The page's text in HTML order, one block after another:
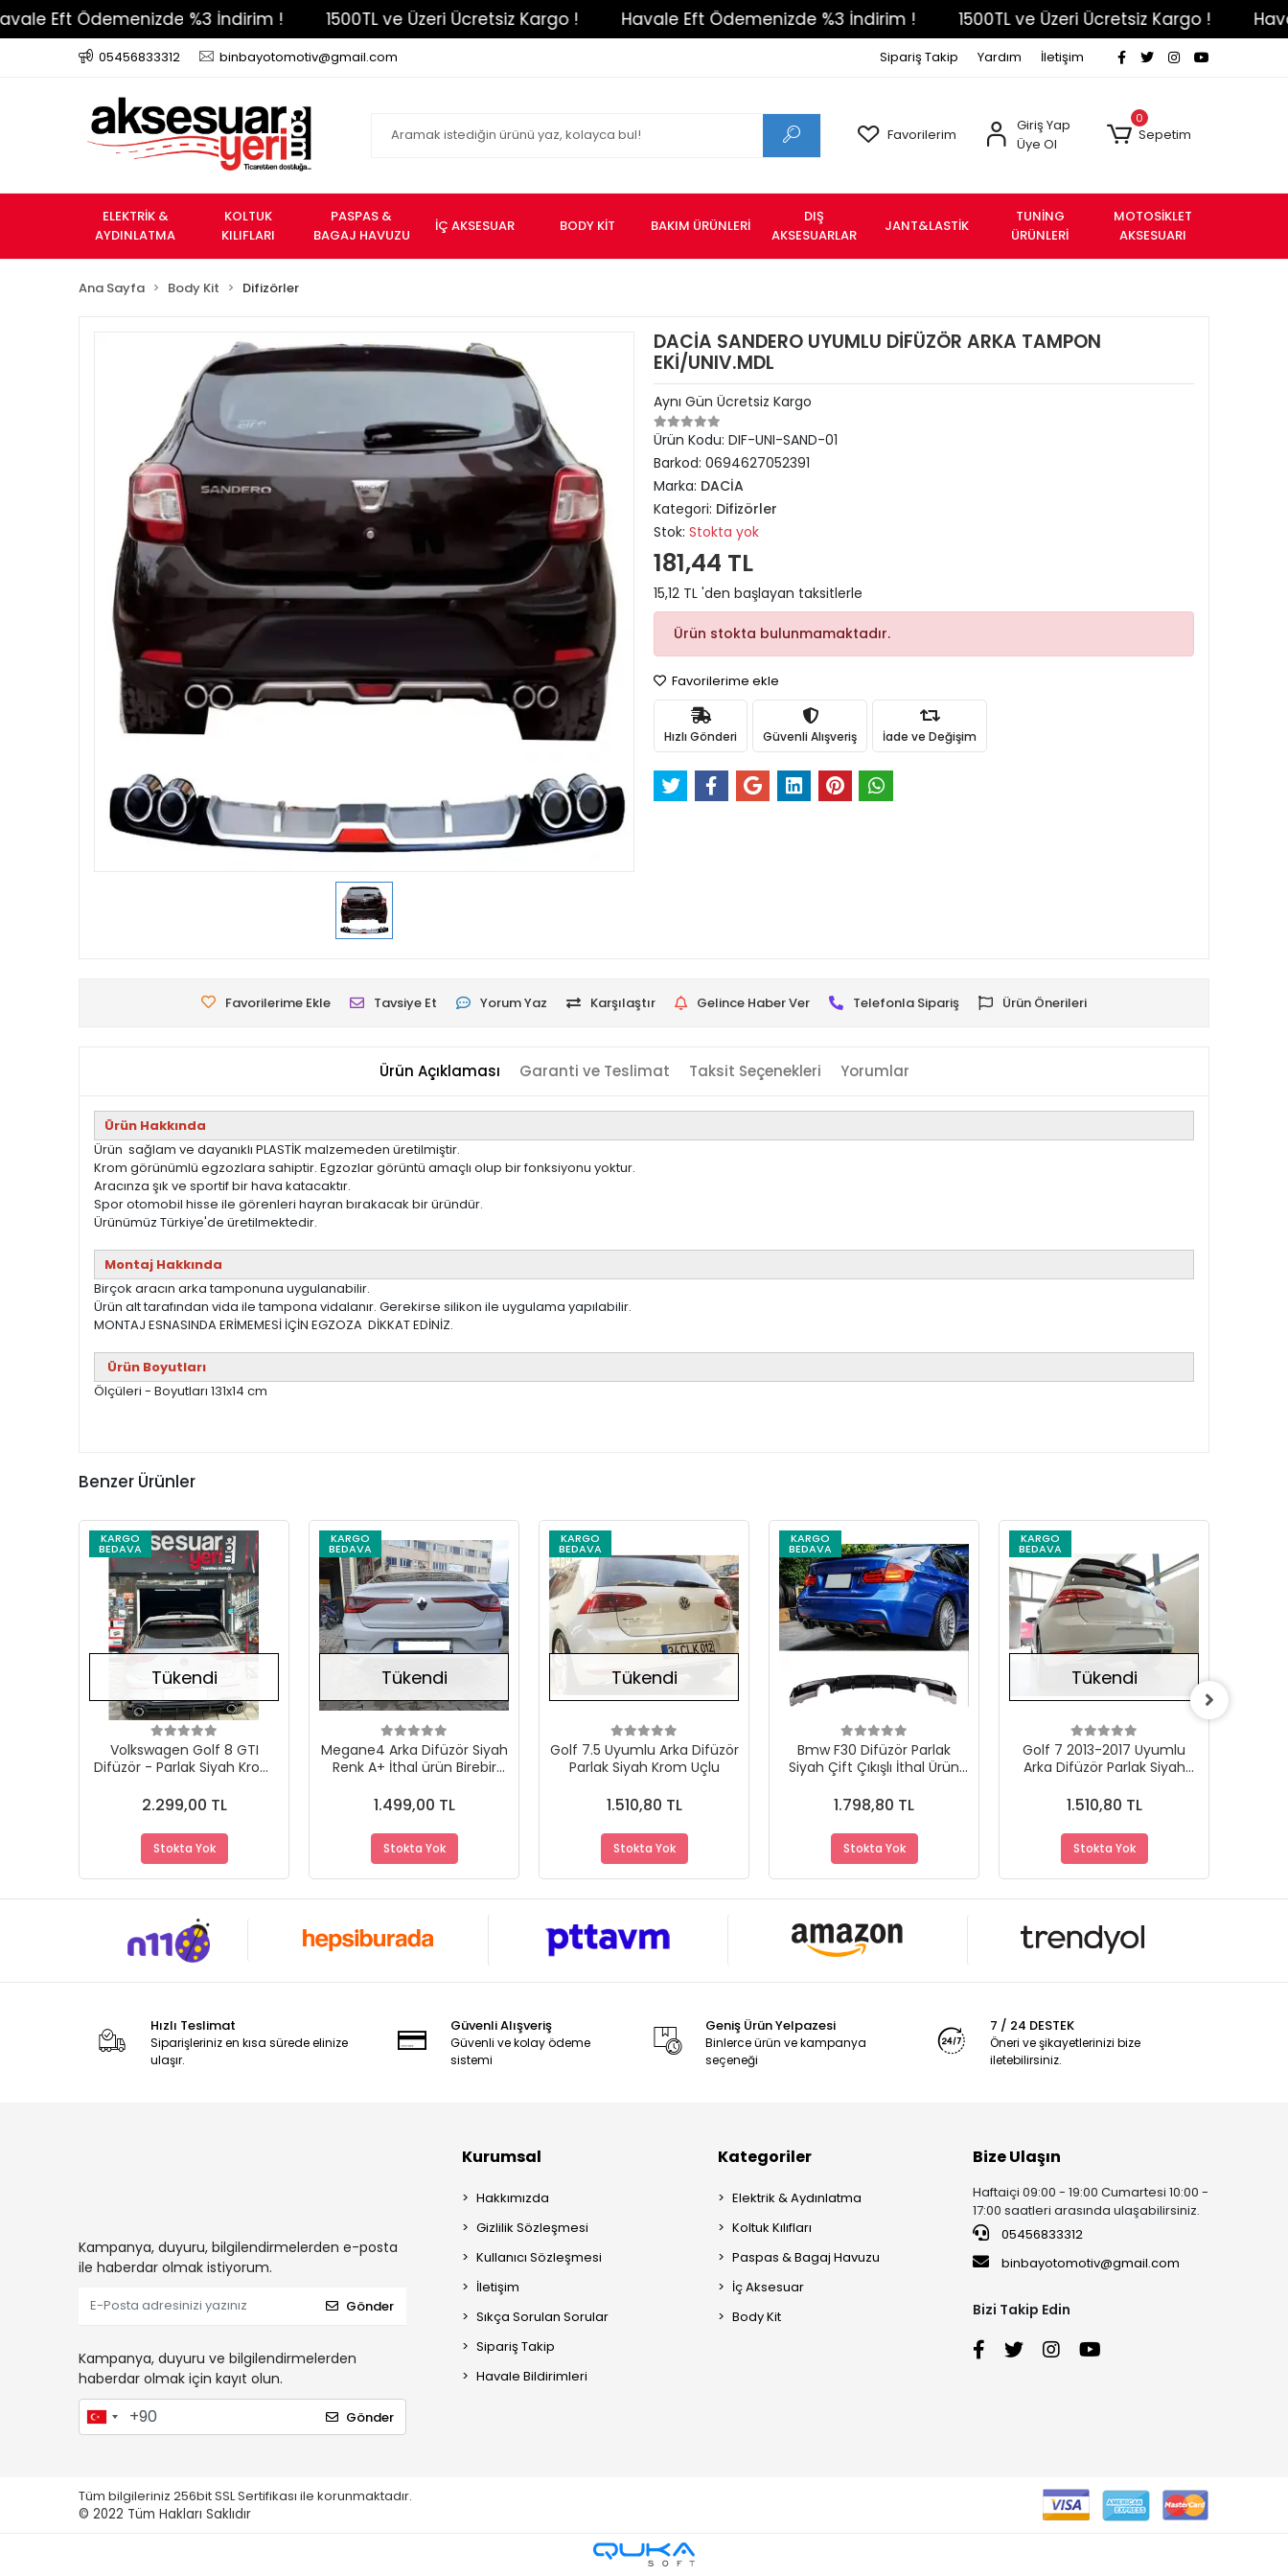
Ödemenizde %3 İndirim ! 1500TL ve Üzeri Ücretsiz Kargo ! Havale Eft Ödemenizde %3 İndirim ! 1500TL ve Üzeri Ücretsiz Kargo ! Havale
05456833312 binbayotomotiv@gmail.com Sipariş Takip Yardım İletişim
Favorilerim
Giriş Yap
Üye Ol
0
Sepetim
ELEKTRİK &
AYDINLATMA
KOLTUK
KILIFLARI
PASPAS &
BAGAJ HAVUZU
İÇ AKSESUAR BODY KİT BAKIM ÜRÜNLERİ
DIŞ
AKSESUARLAR
JANT&LASTİK
TUNİNG
ÜRÜNLERİ
MOTOSİKLET
AKSESUARI
Ana Sayfa Body Kit Difizörler
DACİA SANDERO UYUMLU DİFÜZÖR ARKA TAMPON
EKİ/UNIV.MDL
Aynı Gün Ücretsiz Kargo
Ürün Kodu: DIF-UNI-SAND-01
Barkod: 0694627052391
Marka: DACİA
Kategori: Difizörler
Stok: Stokta yok
181,44 TL
15,12 TL 'den başlayan taksitlerle
Ürün stokta bulunmamaktadır.
Favorilerime ekle
Hızlı Gönderi Güvenli Alışveriş İade ve Değişim
Favorilerime Ekle Tavsiye Et Yorum Yaz Karşılaştır Gelince Haber Ver Telefonla Sipariş Ürün Önerileri
Ürün Açıklaması Garanti ve Teslimat Taksit Seçenekleri Yorumlar
Ürün Hakkında
Ürün sağlam ve dayanıklı PLASTİK malzemeden üretilmiştir.
Krom görünümlü egzozlara sahiptir. Egzozlar görüntü amaçlı olup bir fonksiyonu yoktur.
Aracınza şık ve sportif bir hava katacaktır.
Spor otomobil hisse ile görenleri hayran bırakacak bir üründür.
Ürünümüz Türkiye'de üretilmektedir.
Montaj Hakkında
Birçok aracın arka tamponuna uygulanabilir.
Ürün alt tarafından vida ile tampona vidalanır. Gerekirse silikon ile uygulama yapılabilir.
MONTAJ ESNASINDA ERİMEMESİ İÇİN EGZOZA DİKKAT EDİNİZ.
Ürün Boyutları
Ölçüleri - Boyutları 131x14 cm
Benzer Ürünler
KARGO
BEDAVA Stokta Yok
Tükendi
Volkswagen Golf 8 GTI
Difüzör - Parlak Siyah Krom
2.299,00 TL
Stokta Yok
KARGO
BEDAVA Stokta Yok
Tükendi
Megane4 Arka Difüzör Siyah
Renk A+ İthal ürün Birebir
1.499,00 TL
Stokta Yok
KARGO
BEDAVA Stokta Yok
Tükendi
Golf 7.5 Uyumlu Arka Difüzör
Parlak Siyah Krom Uçlu
1.510,80 TL
Stokta Yok
KARGO
BEDAVA Stokta Yok
Bmw F30 Difüzör Parlak
Siyah Çift Çıkışlı İthal Ürün
1.798,80 TL
Stokta Yok
KARGO
BEDAVA Stokta Yok
Tükendi
Golf 7 2013-2017 Uyumlu
Arka Difüzör Parlak Siyah
1.510,80 TL
Stokta Yok
Hızlı Teslimat
Siparişleriniz en kısa sürede elinize
ulaşır.
Güvenli Alışveriş
Güvenli ve kolay ödeme
sistemi
Geniş Ürün Yelpazesi
Binlerce ürün ve kampanya
seçeneği
7 / 24 DESTEK
Öneri ve şikayetlerinizi bize
iletebilirsiniz.
Kampanya, duyuru, bilgilendirmelerden e-posta
ile haberdar olmak istiyorum.
Gönder
Kampanya, duyuru ve bilgilendirmelerden
haberdar olmak için kayıt olun.
Gönder
Kurumsal
Hakkımızda
Gizlilik Sözleşmesi
Kullanıcı Sözleşmesi
İletişim
Sıkça Sorulan Sorular
Sipariş Takip
Havale Bildirimleri
Kategoriler
Elektrik & Aydınlatma
Koltuk Kılıfları
Paspas & Bagaj Havuzu
İç Aksesuar
Body Kit
Bize Ulaşın
Haftaiçi 09:00 - 19:00 Cumartesi 10:00 -
17:00 saatleri arasında ulaşabilirsiniz.
05456833312
binbayotomotiv@gmail.com
Bizi Takip Edin
Tüm bilgileriniz 256bit SSL Sertifikası ile korunmaktadır.
© 2022 Tüm Hakları Saklıdır